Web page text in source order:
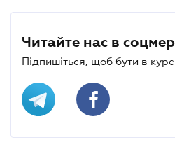
Читайте нас в
Підпишіться, щоб бути в